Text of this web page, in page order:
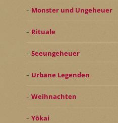
Monster und Ungeheuer
Rituale
Seeungeheuer
Urbane Legenden
Weihnachten
Yōkai